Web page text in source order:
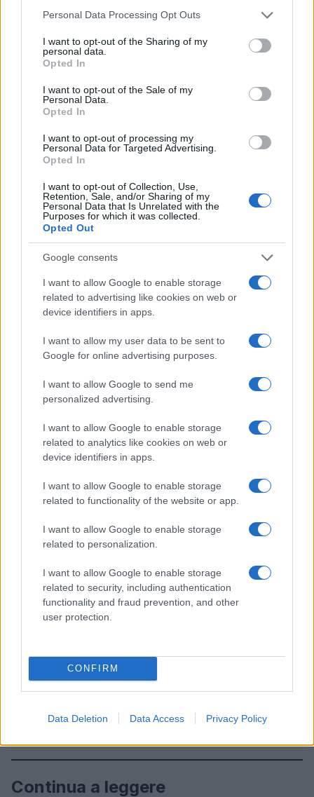
Please note that this website/app uses one or more Google
not limited to your visit or usage behaviour. You may click to
grant or deny consent to Google and its third-party tags to
use your data for below specified purposes in below Google
consent section.
Personal Data Processing Opt Outs
I want to opt-out of the Sharing of my
personal data.
Opted In
I want to opt-out of the Sale of my
Personal Data.
Opted In
I want to opt-out of processing my
Personal Data for Targeted Advertising.
Opted In
I want to opt-out of Collection, Use,
Retention, Sale, and/or Sharing of my
Personal Data that Is Unrelated with the
Purposes for which it was collected.
Opted Out
Google consents
I want to allow Google to enable storage
related to advertising like cookies on web or
device identifiers in apps.
I want to allow my user data to be sent to
Google for online advertising purposes.
I want to allow Google to send me
personalized advertising.
I want to allow Google to enable storage
related to analytics like cookies on web or
device identifiers in apps.
I want to allow Google to enable storage
related to functionality of the website or app.
I want to allow Google to enable storage
related to personalization.
I want to allow Google to enable storage
related to security, including authentication
functionality and fraud prevention, and other
user protection.
CONFIRM
Data Deletion Data Access Privacy Policy
immaginare un mondo in cui la tecnologia ci
Immagina di avere un cuore digitale che monitora
un sistema di AI che avvisa i vigili del fuoco in
tempo reale durante un incendio, fornendo
informazioni vitali per la loro sicurezza.
Fantascienza? Non proprio, è il futuro che ci
attende!
La strada verso questi traguardi è ancora lunga e
piena di sfide, ma il potenziale è enorme. Con il
giusto supporto e un approccio innovativo, l’Italia
tecnologico mondiale. Se questo articolo ti ha
sorpreso, non dimenticare di condividerlo con i tuoi
vogliamo che tutti ne facciano parte! 🔥✨
Staff
Continua a leggere